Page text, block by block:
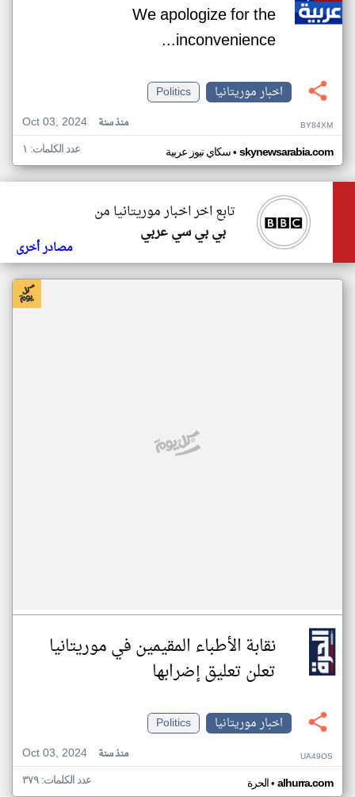
We apologize for the
inconvenience...
اخبار موريتانيا
Politics
Oct 03, 2024
منذ سنة BY84XM
سكاي نيوز عربية• skynewsarabia.com عدد الكلمات: ١
تابع اخر اخبار موريتانيا من
بي بي سي عربي
مصادر أخرى
نقابة الأطباء المقيمين في موريتانيا
تعلن تعليق إضرابها
اخبار موريتانيا
Politics
Oct 03, 2024
منذ سنة UA49OS
الحرة• alhurra.com عدد الكلمات: ٣٧٩